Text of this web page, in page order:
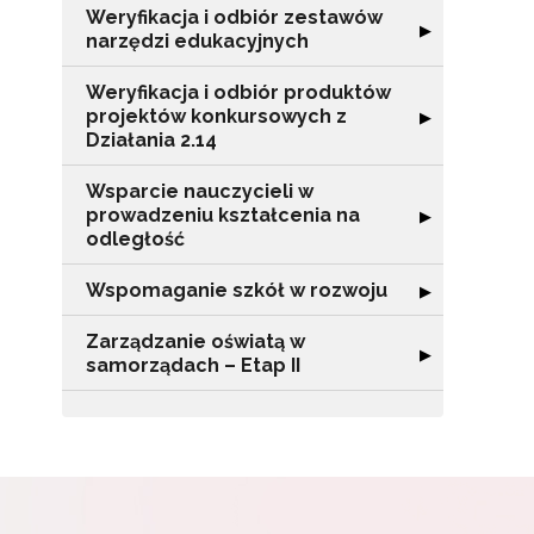
Weryfikacja i odbiór zestawów
narzędzi edukacyjnych
Rozwiń sekcję
▶
Weryfikacja i odbiór produktów
projektów konkursowych z
Działania 2.14
Rozwiń sekcję
▶
Wsparcie nauczycieli w
prowadzeniu kształcenia na
odległość
Rozwiń sekcję
▶
Wspomaganie szkół w rozwoju Rozwiń sekcję
▶
Zarządzanie oświatą w
samorządach – Etap II
Rozwiń sekcję
▶